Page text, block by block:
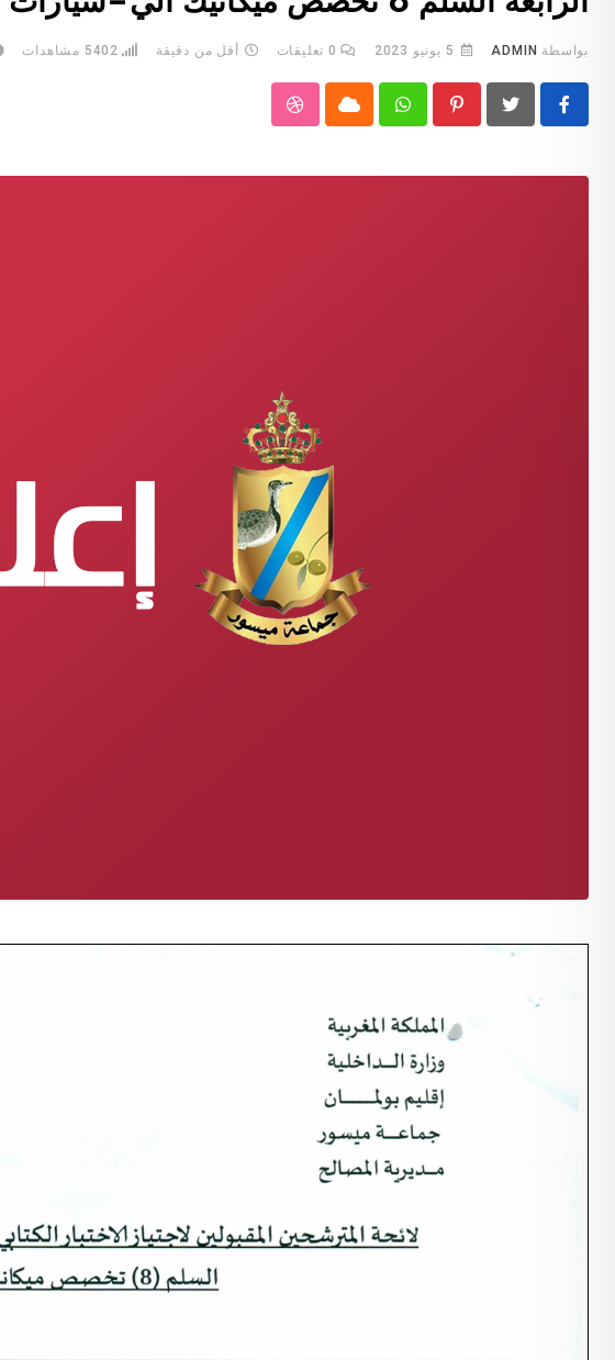
بواسطة ADMIN 5 يونيو 2023 0 تعليقات أقل من دقيقة 5402 مشاهدات
Pinterest
Whatsapp
Cloud
StumbleUpon